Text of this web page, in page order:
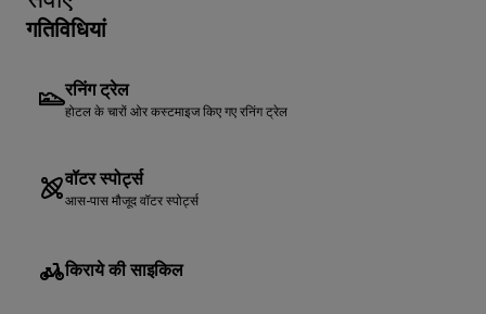
गतिविधियां
रनिंग ट्रेल
होटल के चारों ओर कस्टमाइज किए गए रनिंग ट्रेल
वॉटर स्पोर्ट्स
आस-पास मौजूद वॉटर स्पोर्ट्स
किराये की साइकिल